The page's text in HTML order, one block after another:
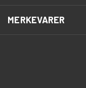
MERKEVARER